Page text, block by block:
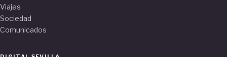
Viajes
Sociedad
Comunicados